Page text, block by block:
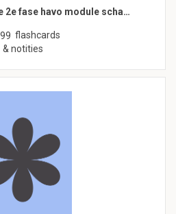
2e fase havo module scha…
99 flashcards
& notities